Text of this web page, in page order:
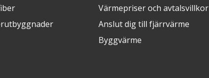
Värmepriser och avtalsvillkor
Anslut dig till fjärrvärme
Byggvärme